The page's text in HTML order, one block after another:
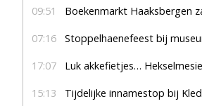
09:51 Boekenmarkt Haaksbergen zaterdag 8
07:16 Stoppelhaenefeest bij museum
17:07 Luk akkefietjes…
15:13 Tijdelijke innamestop bij